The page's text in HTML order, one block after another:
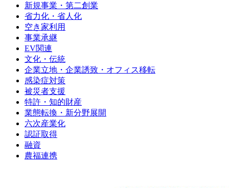
新規事業・第二創業
省力化・省人化
空き家利用
事業承継
EV関連
文化・伝統
企業立地・企業誘致・オフィス移転
感染症対策
被災者支援
特許・知的財産
業態転換・新分野展開
六次産業化
認証取得
融資
農福連携